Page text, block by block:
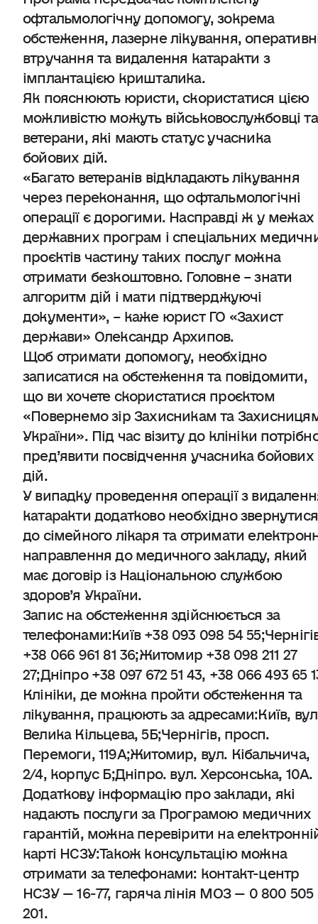
офтальмологічну допомогу, зокрема
обстеження, лазерне лікування,
втручання та видалення катаракти з
імплантацією кришталика.
Як пояснюють юристи, скористатися цією
можливістю можуть військовослужбовці та
ветерани, які мають статус учасника
бойових дій.
«Багато ветеранів відкладають лікування
через переконання, що офтальмологічні
операції є дорогими. Насправді ж у межах
державних програм і спеціальних
проєктів частину таких послуг можна
отримати безкоштовно. Головне – знати
алгоритм дій і мати підтверджуючі
документи», – каже юрист ГО «Захист
держави» Олександр Архипов.
Щоб отримати допомогу, необхідно
записатися на обстеження та повідомити,
що ви хочете скористатися проєктом
«Повернемо зір Захисникам та
України». Під час візиту до клініки
пред’явити посвідчення учасника бойових
дій.
У випадку проведення операції з
катаракти додатково необхідно звернутися
до сімейного лікаря та отримати
направлення до медичного закладу, який
має договір із Національною службою
здоров’я України.
Запис на обстеження здійснюється за
телефонами:Київ +38 093 098 54
+38 066 961 81 36;Житомир +38 098 211 27
27;Дніпро +38 097 672 51 43, +38 066 493 65
Клініки, де можна пройти обстеження та
лікування, працюють за адресами:Київ,
Велика Кільцева, 5Б;Чернігів, просп.
Перемоги, 119А;Житомир, вул. Кібальчича,
2/4, корпус Б;Дніпро. вул. Херсонська, 10А.
Додаткову інформацію про заклади, які
надають послуги за Програмою медичних
гарантій, можна перевірити на
карті НСЗУ:Також консультацію можна
отримати за телефонами: контакт-центр
НСЗУ — 16-77, гаряча лінія МОЗ — 0 800 505
201.